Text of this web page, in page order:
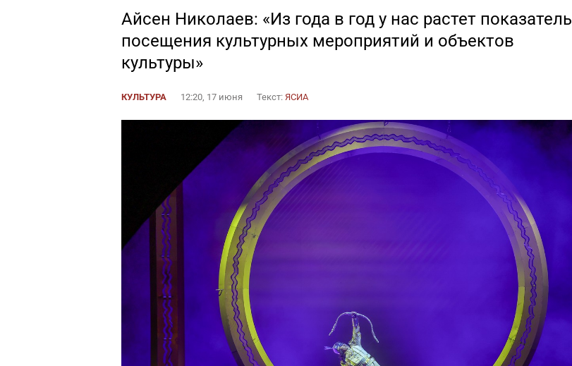
Айсен Николаев: «Из года в год у нас растет показатель
посещения культурных мероприятий и объектов
культуры»
КУЛЬТУРА 12:20, 17 июня Текст: ЯСИА